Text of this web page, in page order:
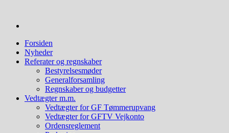
indhold
Forsiden
Nyheder
Referater og regnskaber
Bestyrelsesmøder
Generalforsamling
Regnskaber og budgetter
Vedtægter m.m.
Vedtægter for GF Tømmerupvang
Vedtægter for GFTV Vejkonto
Ordensreglement